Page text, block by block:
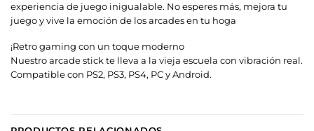
experiencia de juego inigualable. No esperes más, mejora tu
juego y vive la emoción de los arcades en tu hoga
¡Retro gaming con un toque moderno
Nuestro arcade stick te lleva a la vieja escuela con vibración real.
Compatible con PS2, PS3, PS4, PC y Android.